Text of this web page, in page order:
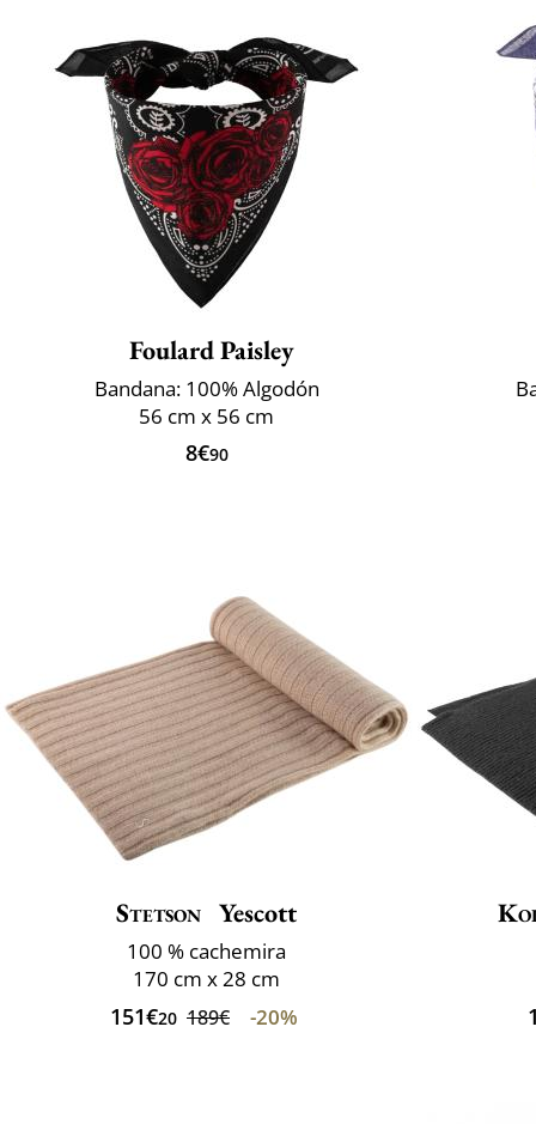
Foulard Paisley
Bandana: 100% Algodón
56 cm x 56 cm
8€90
Stetson Yescott
100 % cachemira
170 cm x 28 cm
151€20 189€ -20%